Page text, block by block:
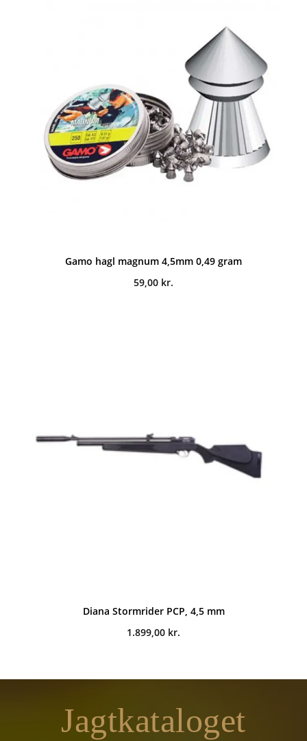
Gamo hagl magnum 4,5mm 0,49 gram
59,00 kr.
Diana Stormrider PCP, 4,5 mm
1.899,00 kr.
Jagtkataloget